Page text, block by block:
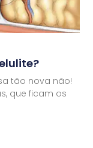
tão nova não!
que ficam os